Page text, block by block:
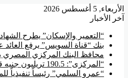
الأربعاء, 5 أغسطس 2026
آخر الأخبار
“التعمير والإسكان” يطرح الشهادة
بنك “قناة السويس” يرفع العائد على
محافظ البنك المركزي المصري
“المركزى”: 190.5 تريليون جنيه قيمة التسويات اللحظية بين البنوك منذ بداية 2026
“عمرو السلمي” رئيساً تنفيذياً